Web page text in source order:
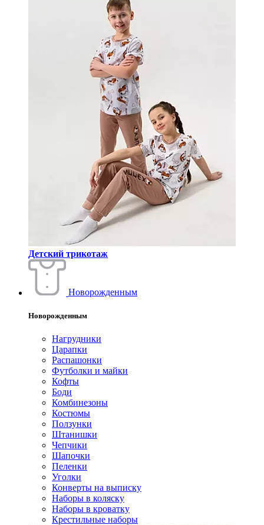
Детский трикотаж
Новорожденным
Новорожденным
Нагрудники
Царапки
Распашонки
Футболки и майки
Кофты
Боди
Комбинезоны
Костюмы
Ползунки
Штанишки
Чепчики
Шапочки
Пеленки
Уголки
Конверты на выписку
Наборы в коляску
Наборы в кроватку
Крестильные наборы